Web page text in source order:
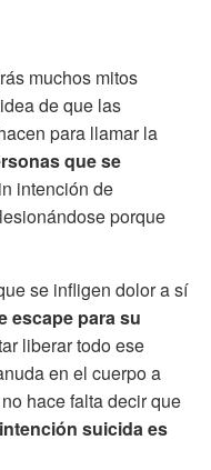
muchos mitos
de que las
para llamar la
que se
intención de
porque
se infligen dolor a sí
escape para su
liberar todo ese
en el cuerpo a
hace falta decir que
suicida es